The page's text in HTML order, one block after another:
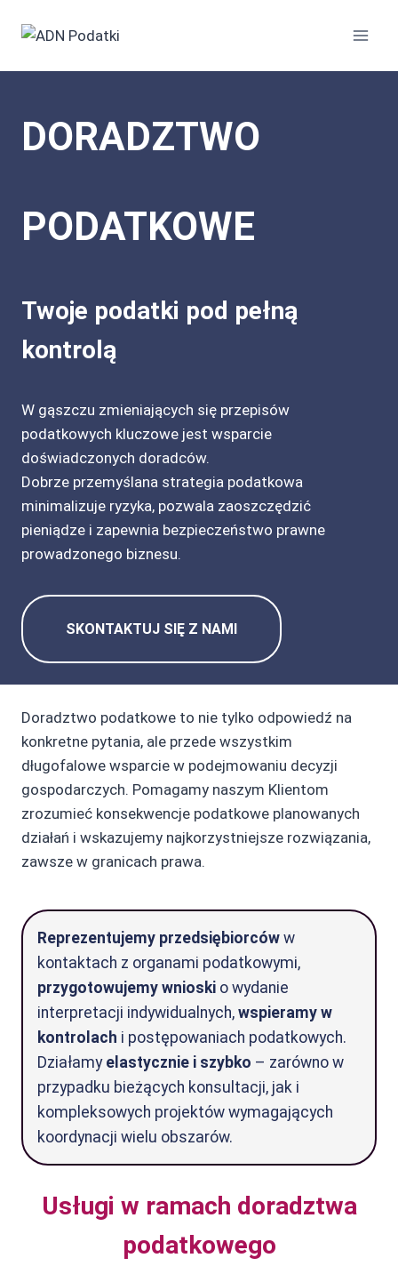
DORADZTWO
PODATKOWE
Twoje podatki pod pełną
kontrolą
W gąszczu zmieniających się przepisów
podatkowych kluczowe jest wsparcie
doświadczonych doradców.
Dobrze przemyślana strategia podatkowa
minimalizuje ryzyka, pozwala zaoszczędzić
pieniądze i zapewnia bezpieczeństwo prawne
prowadzonego biznesu.
SKONTAKTUJ SIĘ Z NAMI
Doradztwo podatkowe to nie tylko odpowiedź na
konkretne pytania, ale przede wszystkim
długofalowe wsparcie w podejmowaniu decyzji
gospodarczych. Pomagamy naszym Klientom
zrozumieć konsekwencje podatkowe planowanych
działań i wskazujemy najkorzystniejsze rozwiązania,
zawsze w granicach prawa.
Reprezentujemy przedsiębiorców w
kontaktach z organami podatkowymi,
przygotowujemy wnioski o wydanie
interpretacji indywidualnych, wspieramy w
kontrolach i postępowaniach podatkowych.
Działamy elastycznie i szybko – zarówno w
przypadku bieżących konsultacji, jak i
kompleksowych projektów wymagających
koordynacji wielu obszarów.
Usługi w ramach doradztwa
podatkowego